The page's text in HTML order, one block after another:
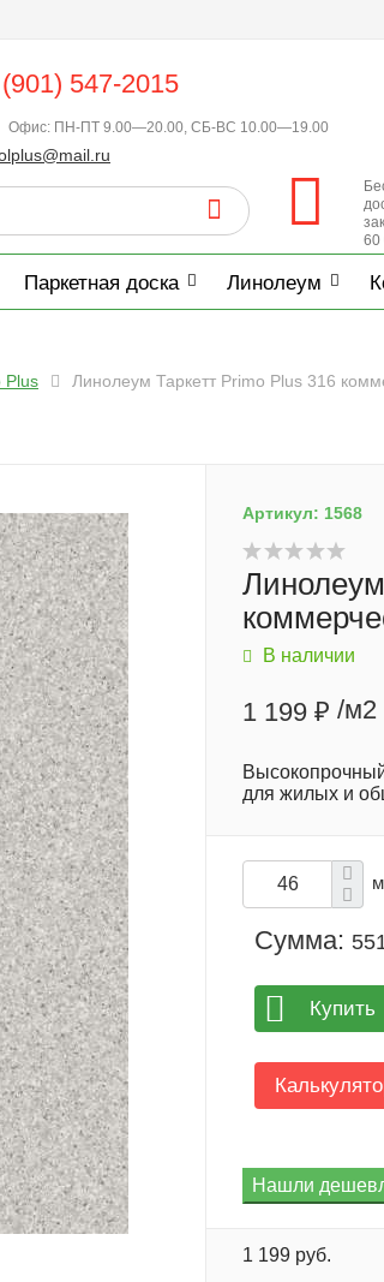
547-2015
Офис: ПН-ПТ 9.00—20.00, СБ-ВС 10.00—19.00
60
Паркетная доска Линолеум
Plus Линолеум Таркетт Primo Plus 316
Артикул: 1568
В наличии
1 199 ₽ /м2
для жилых и
Сумма:
Купить
1 199 руб.